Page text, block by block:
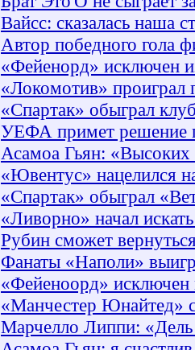
Вайсс: сказалась наша
Автор победного гола
«Фейенорд» исключен
«Локомотив» проиграл
«Спартак» обыграл
УЕФА примет решение
Асамоа Гьян: «Высоких
«Ювентус» нацелился
«Спартак» обыграл
«Ливорно» начал
Рубин сможет
Фанаты «Наполи»
«Фейеноорд»
«Манчестер Юнайтед»
Марчелло Липпи: «Дель